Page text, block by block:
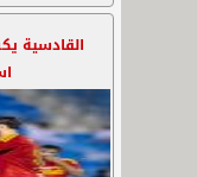
القادسية